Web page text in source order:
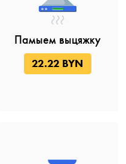
Памыем выцяжку
22.22 BYN